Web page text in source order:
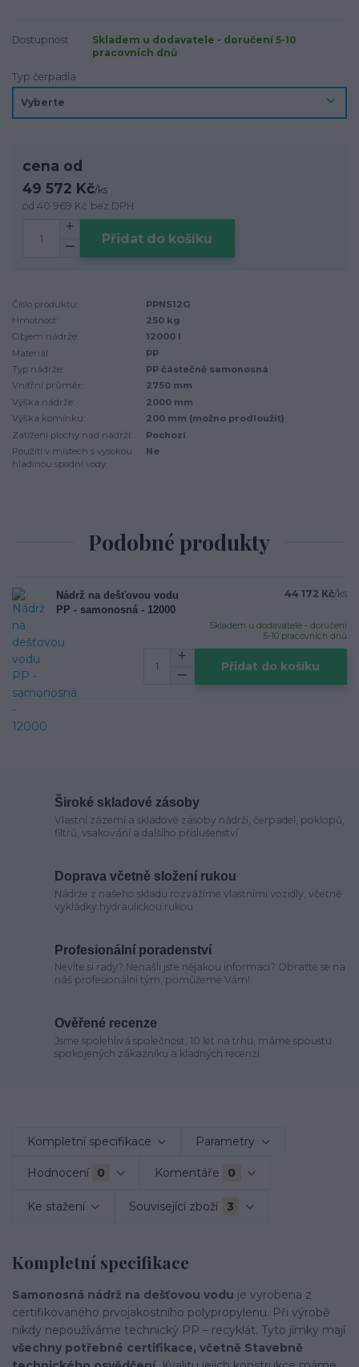
Dostupnost
Skladem u dodavatele - doručení 5-10
pracovních dnů
Typ čerpadla
cena od
49 572 Kč/ks
od40 969 Kč bez DPH
Přidat do košíku
Číslo produktu:
PPNS12G
Hmotnost:
250 kg
Objem nádrže:
12000 l
Materiál:
PP
Typ nádrže:
PP částečně samonosná
Vnitřní průměr:
2750 mm
Výška nádrže:
2000 mm
Výška komínku:
200 mm (možno prodloužit)
Zatížení plochy nad nádrží:
Pochozí
Použití v místech s vysokou
hladinou spodní vody:
Ne
Podobné produkty
Nádrž na dešťovou vodu
PP - samonosná - 12000
44 172 Kč/ks
Skladem u dodavatele - doručení
5-10 pracovních dnů
Přidat do košíku
Široké skladové zásoby
Vlastní zázemí a skladové zásoby nádrží, čerpadel, poklopů,
filtrů, vsakování a dalšího příslušenství
Doprava včetně složení rukou
Nádrže z našeho skladu rozvážíme vlastními vozidly, včetně
vykládky hydraulickou rukou
Profesionální poradenství
Nevíte si rady? Nenašli jste nějakou informaci? Obraťte se na
náš profesionální tým, pomůžeme Vám!
Ověřené recenze
Jsme spolehlivá společnost, 10 let na trhu, máme spoustu
spokojených zákazníku a kladných recenzí
Kompletní specifikace Parametry
Hodnocení 0 Komentáře 0
Ke stažení Související zboží 3
Kompletní specifikace
Samonosná nádrž na dešťovou vodu je vyrobena z
certifikovaného prvojakostního polypropylenu. Při výrobě
nikdy nepoužíváme technický PP – recyklát. Tyto jímky mají
všechny potřebné certifikace, včetně Stavebně